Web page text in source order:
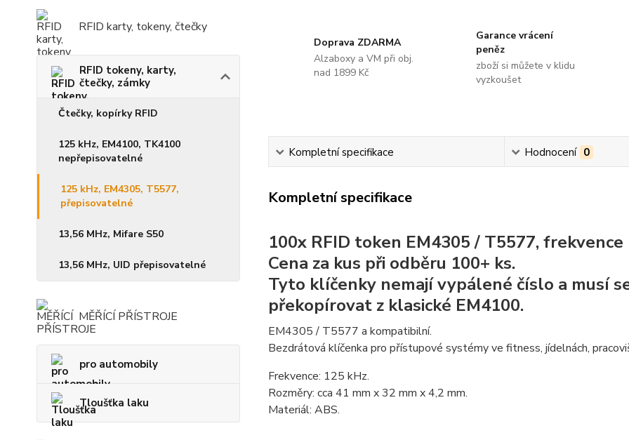
RFID karty, tokeny, čtečky
RFID tokeny, karty,
čtečky, zámky
Čtečky, kopírky RFID
125 kHz, EM4100, TK4100
nepřepisovatelné
125 kHz, EM4305, T5577,
přepisovatelné
13,56 MHz, Mifare S50
13,56 MHz, UID přepisovatelné
MĚŘÍCÍ PŘÍSTROJE
pro automobily
Tloušťka laku
Doprava ZDARMA
Alzaboxy a VM při obj.
nad 1899 Kč
Garance vrácení
peněz
zboží si můžete v klidu
vyzkoušet
Kompletní specifikace Hodnocení 0
Kompletní specifikace
100x RFID token EM4305 / T5577, frekvence
Cena za kus při odběru 100+ ks.
Tyto klíčenky nemají vypálené číslo a musí
překopírovat z klasické EM4100.
EM4305 / T5577 a kompatibilní.
Bezdrátová klíčenka pro přístupové systémy ve fitness, jídelnách,
Frekvence: 125 kHz.
Rozměry: cca 41 mm x 32 mm x 4,2 mm.
Materiál: ABS.